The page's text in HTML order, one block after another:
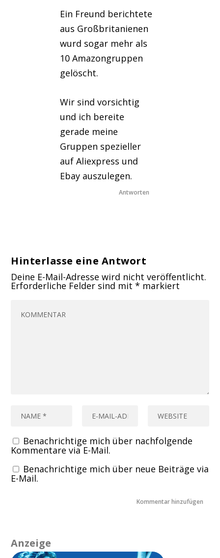
Ein Freund berichtete
aus Großbritanienen
wurd sogar mehr als
10 Amazongruppen
gelöscht.
Wir sind vorsichtig
und ich bereite
gerade meine
Gruppen spezieller
auf Aliexpress und
Ebay auszulegen.
Antworten
Hinterlasse eine Antwort
Deine E-Mail-Adresse wird nicht veröffentlicht.
Erforderliche Felder sind mit* markiert
Benachrichtige mich über nachfolgende
Kommentare via E-Mail.
Benachrichtige mich über neue Beiträge via
E-Mail.
Anzeige